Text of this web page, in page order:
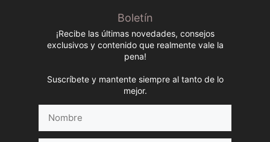
Boletín
¡Recibe las últimas novedades, consejos
exclusivos y contenido que realmente vale la
pena!
Suscríbete y mantente siempre al tanto de lo
mejor.